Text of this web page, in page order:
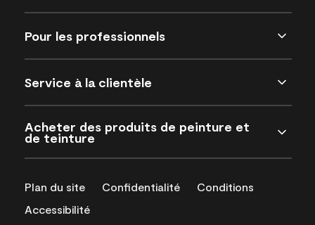
Pour les professionnels
Service à la clientèle
Acheter des produits de peinture et
de teinture
Plan du site Confidentialité
Conditions
Accessibilité